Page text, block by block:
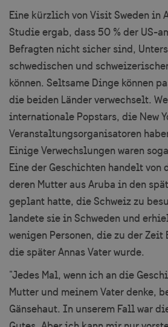
Eine kürzlich von Visit Sweden in
Studie ergab, dass 50 % der US-
Befragten nicht sicher sind,
schwedischen und
können. Seltsame Dinge können
die beiden Länder verwechselt.
internationale Popstars, die New
Veranstaltungsorganisatoren
Einige Verwechslungen waren
Eine der Geschichten handelt von
deren Mutter aus Aruba in den
geplant hatte, die Schweiz zu
landete sie in Schweden und
wenigen Personen, die zu der
die später Annas Vater wurde.
"Jedes Mal, wenn ich an die
Mutter und meinem Vater denke,
Gänsehaut. In unserem Fall war